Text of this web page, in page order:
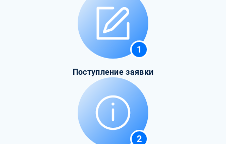
1
Поступление заявки
2